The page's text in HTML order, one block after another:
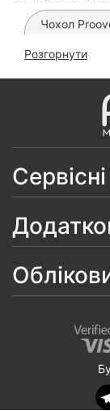
Чохол
Чохол
Чохол
Чохол
Чохол
Розгорнути